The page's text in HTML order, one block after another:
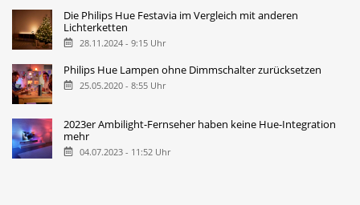
Die Philips Hue Festavia im Vergleich mit anderen
Lichterketten
28.11.2024 - 9:15 Uhr
Philips Hue Lampen ohne Dimmschalter zurücksetzen
25.05.2020 - 8:55 Uhr
2023er Ambilight-Fernseher haben keine Hue-Integration
mehr
04.07.2023 - 11:52 Uhr